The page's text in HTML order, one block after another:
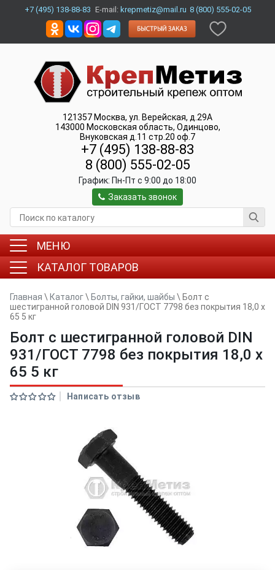
+7 (495) 138-88-83 E-mail: krepmetiz@mail.ru 8 (800) 555-02-05
121357 Москва, ул. Верейская, д.29А
143000 Московская область, Одинцово,
Внуковская д.11 стр.20 оф.7
+7 (495) 138-88-83
8 (800) 555-02-05
График: Пн-Пт c 9:00 до 18:00
Заказать звонок
МЕНЮ
КАТАЛОГ ТОВАРОВ
Главная \ Каталог\ Болты, гайки, шайбы \ Болт с
шестигранной головой DIN 931/ГОСТ 7798 без покрытия 18,0 х
65 5 кг
Болт с шестигранной головой DIN
931/ГОСТ 7798 без покрытия 18,0 х
65 5 кг
Написать отзыв